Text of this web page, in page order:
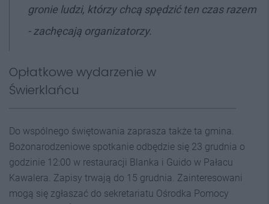
gronie ludzi, którzy chcą spędzić ten czas razem
- zachęcają organizatorzy.
Opłatkowe wydarzenie w
Świerklańcu
Do wspólnego świętowania zaprasza także ta gmina.
Bożonarodzeniowe spotkanie odbędzie się 23 grudnia o
godzinie 12:00 w restauracji Blanka i Guido w Pałacu
Kawalera. Zapisy trwają do 15 grudnia. Zainteresowani
mogą się zgłaszać do sekretariatu Ośrodka Pomocy